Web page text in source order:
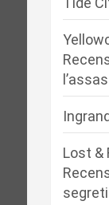
Lost &
segreti